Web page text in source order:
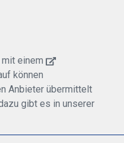
einem
können
Anbieter übermittelt
gibt es in unserer